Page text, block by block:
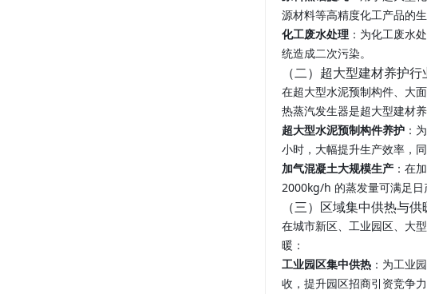
源材料等高精度化工产品的生
化工废水处理 ：为化工废水
统造成二次污染。
（二）超大型建材养护行
在超大型水泥预制构件、大
热蒸汽发生器是超大型建材
超大型水泥预制构件养护 ：
小时，大幅提升生产效率，
加气混凝土大规模生产 ：在
2000kg/h 的蒸发量可满足日
（三）区域集中供热与供
在城市新区、工业园区、大
暖：
工业园区集中供热 ：为工业
收，提升园区招商引资竞争力